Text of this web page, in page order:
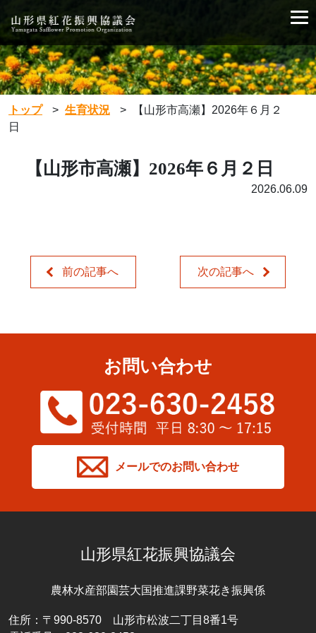
トップ > 生育状況 >
【山形市高瀬】2026年６月２
日
【山形市高瀬】2026年６月２日
2026.06.09
前の記事へ 次の記事へ
お問い合わせ
メールでのお問い合わせ
山形県紅花振興協議会
農林水産部園芸大国推進課野菜花き振興係
住所：〒990-8570 山形市松波二丁目8番1号